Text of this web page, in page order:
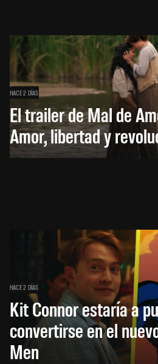
HACE 2 DÍAS
El trailer de Mal de
Amor, libertad y
HACE 2 DÍAS
Kit Connor estaría a
convertirse en el
Men